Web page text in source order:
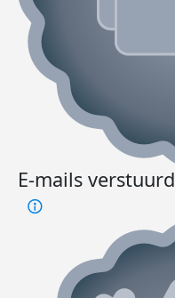
E-mails verstuurd